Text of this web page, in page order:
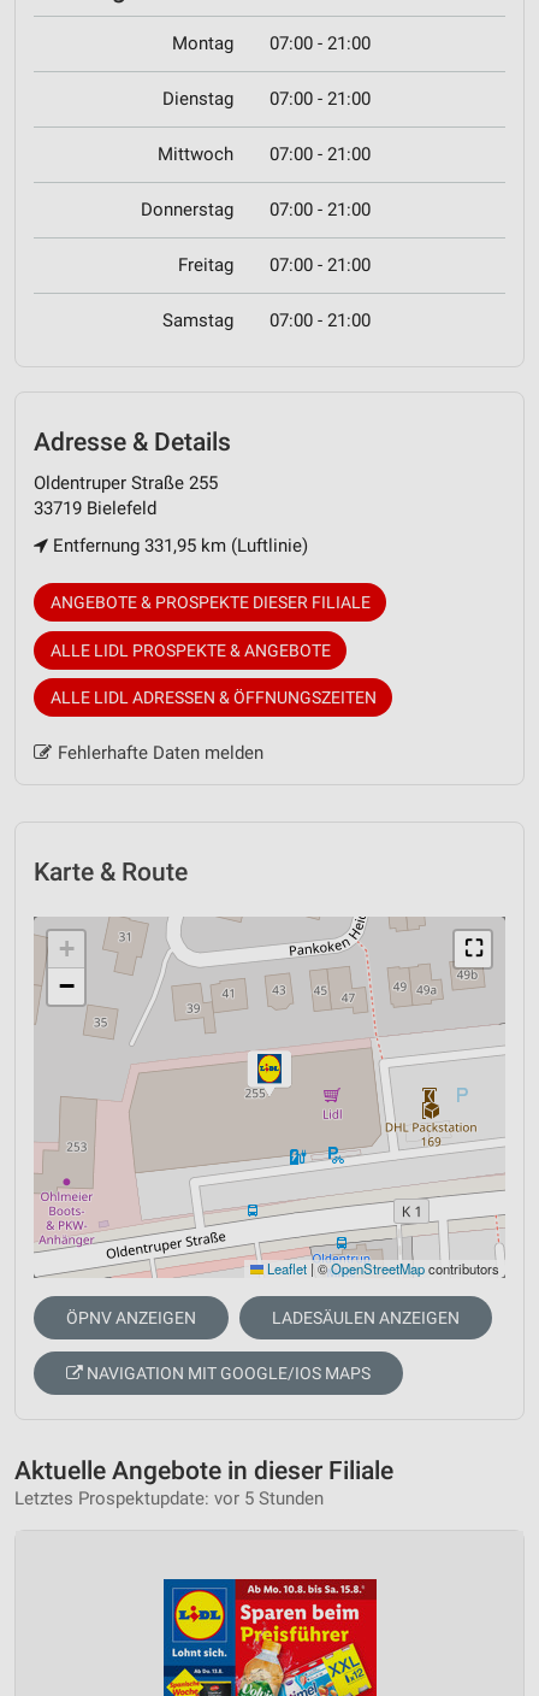
Montag 07:00 - 21:00
Dienstag 07:00 - 21:00
Mittwoch 07:00 - 21:00
Donnerstag 07:00 - 21:00
Freitag 07:00 - 21:00
Samstag 07:00 - 21:00
Adresse & Details
Oldentruper Straße 255
33719 Bielefeld
Entfernung 331,95 km (Luftlinie)
ANGEBOTE & PROSPEKTE DIESER FILIALE
ALLE LIDL PROSPEKTE & ANGEBOTE
ALLE LIDL ADRESSEN & ÖFFNUNGSZEITEN
Fehlerhafte Daten melden
Karte & Route
⛶
+
−
Leaflet |©OpenStreetMapcontributors
ÖPNV ANZEIGEN LADESÄULEN ANZEIGEN
NAVIGATION MIT GOOGLE/IOS MAPS
Aktuelle Angebote in dieser Filiale
Letztes Prospektupdate: vor 5 Stunden